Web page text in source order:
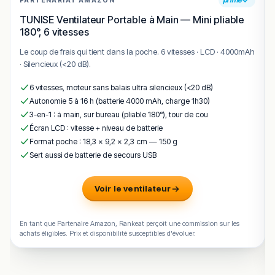
Carpaccio d’ananas– dessert frais et léger,
Riz au lait de coco
– dessert crémeux au lait de
Crème de framboise– dessert fruité à la
framboise, cité par les clients.
Résumé des commentaires
Le sentiment général est très favorable et fidélisant. De
composés à partir de produits frais » et une « fraîcheur et
des saveurs toujours au rendez-vous ».
jugé « très bon » au regard de la qualité des assiettes et
de l’expérience globale. La formule du déjeuner est
TUNISE Ventilateur Portable à Main — Mini pliable
180°, 6 vitesses
Le coup de frais qui tient dans la poche. 6 vitesses · LCD · 4000mAh
· Silencieux (<20 dB).
6 vitesses, moteur sans balais ultra silencieux (<20 dB)
Autonomie 5 à 16 h (batterie 4000 mAh, charge 1h30)
3-en-1 : à main, sur bureau (pliable 180°), tour de cou
Écran LCD : vitesse + niveau de batterie
Format poche : 18,3 × 9,2 × 2,3 cm — 150 g
Sert aussi de batterie de secours USB
Voir le ventilateur
En tant que Partenaire Amazon, Rankeat perçoit une commission sur les
achats éligibles. Prix et disponibilité susceptibles d'évoluer.